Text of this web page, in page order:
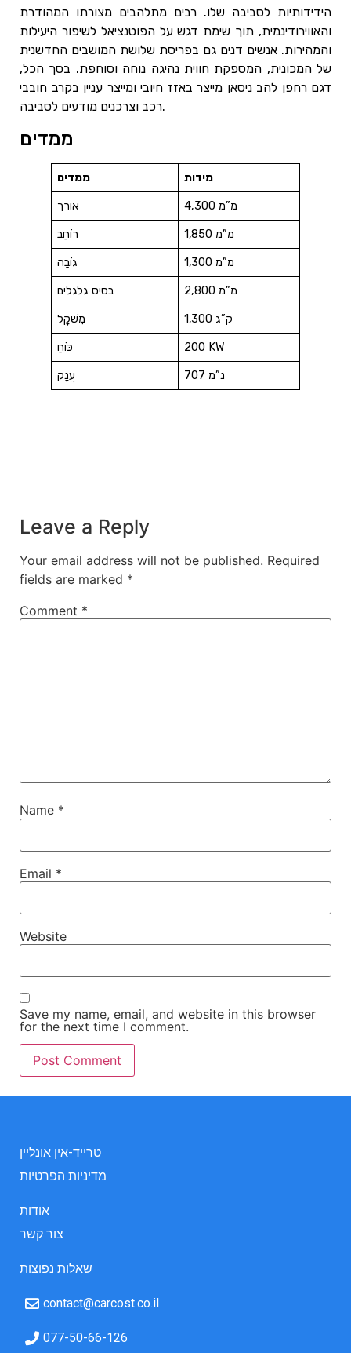
הידידותיות לסביבה שלו. רבים מתלהבים מצורתו המהודרת
והאווירודינמית, תוך שימת דגש על הפוטנציאל לשיפור היעילות
והמהירות. אנשים דנים גם בפריסת שלושת המושבים החדשנית
של המכונית, המספקת חווית נהיגה נוחה וסוחפת. בסך הכל,
דגם רחפן להב ניסאן מייצר באזז חיובי ומייצר עניין בקרב חובבי
רכב וצרכנים מודעים לסביבה.
ממדים
ממדים מידות
אורך 4,300 מ”מ
רוֹחַב 1,850 מ”מ
גוֹבַה 1,300 מ”מ
בסיס גלגלים 2,800 מ”מ
מִשׁקָל 1,300 ק”ג
כּוֹחַ 200 KW
עֲנָק 707 נ”מ
Leave a Reply
Your email address will not be published. Required
fields are marked *
Comment *
Name *
Email *
Website
Save my name, email, and website in this browser
for the next time I comment.
טרייד-אין אונליין
מדיניות הפרטיות
אודות
צור קשר
שאלות נפוצות
contact@carcost.co.il
077-50-66-126